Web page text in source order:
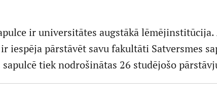
ir universitātes augstākā
iespēja pārstāvēt savu fakultāti Satversmes
sapulcē tiek nodrošinātas 26 studējošo